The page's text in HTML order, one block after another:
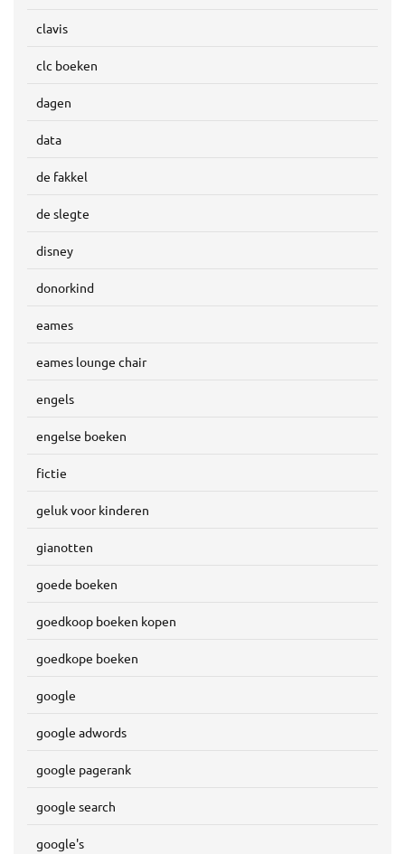
clavis
clc boeken
dagen
data
de fakkel
de slegte
disney
donorkind
eames
eames lounge chair
engels
engelse boeken
fictie
geluk voor kinderen
gianotten
goede boeken
goedkoop boeken kopen
goedkope boeken
google
google adwords
google pagerank
google search
google's